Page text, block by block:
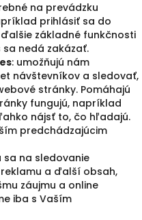
na prevádzku
prihlásiť sa do
základné funkčnosti
nedá zakázať.
: umožňujú nám
návštevníkov a sledovať,
stránky. Pomáhajú
fungujú, napríklad
nájsť to, čo hľadajú.
predchádzajúcim
sa na sledovanie
a ďalší obsah,
záujmu a online
iba s Vaším